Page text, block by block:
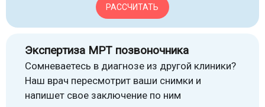
РАССЧИТАТЬ
Экспертиза МРТ позвоночника
Сомневаетесь в диагнозе из другой клиники?
Наш врач пересмотрит ваши снимки и
напишет свое заключение по ним